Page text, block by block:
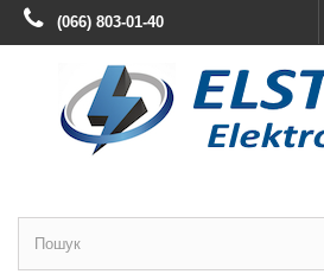
(066) 803-01-40